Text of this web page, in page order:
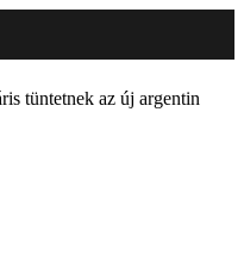
tüntetnek az új argentin